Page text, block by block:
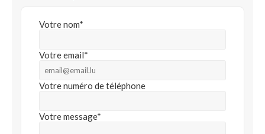
Votre nom*
Votre email*
Votre numéro de téléphone
Votre message*